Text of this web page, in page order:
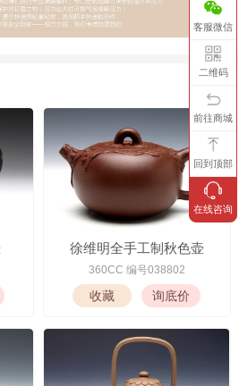
徐维明全手工制秋色壶
360CC 编号038802
客服微信
二维码
前往商城
回到顶部
在线咨询